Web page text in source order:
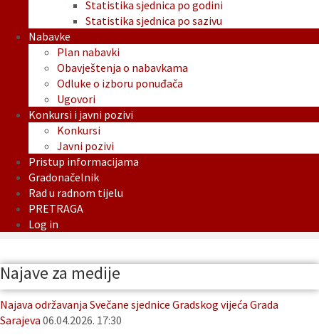
Statistika sjednica po godini
Statistika sjednica po sazivu
Nabavke
Plan nabavki
Obavještenja o nabavkama
Odluke o izboru ponuđača
Ugovori
Konkursi i javni pozivi
Konkursi
Javni pozivi
Pristup informacijama
Gradonačelnik
Rad u radnom tijelu
PRETRAGA
Log in
Najave za medije
Najava održavanja Svečane sjednice Gradskog vijeća Grada
Sarajeva 06.04.2026. 17:30